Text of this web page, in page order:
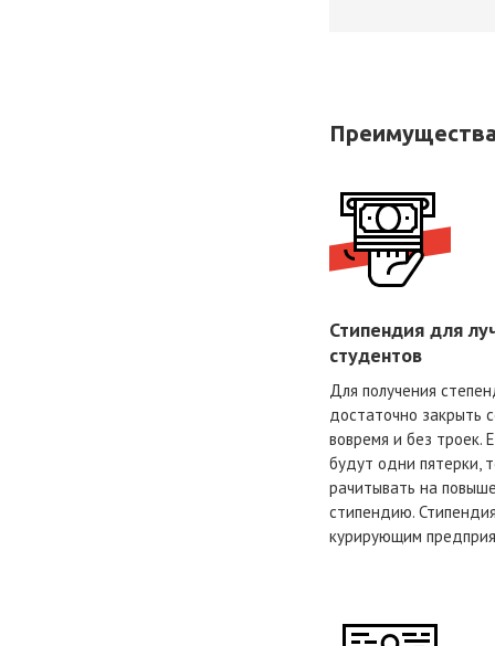
Стипендия для
студентов
Для получения
достаточно закрыть
вовремя и без троек.
будут одни пятерки,
рачитывать на
стипендию.
курирующим